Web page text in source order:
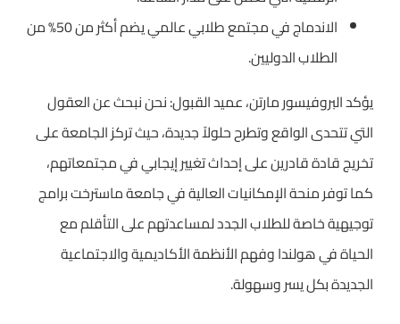
الاندماج في مجتمع طلابي عالمي يضم أكثر من 50% من
الطلاب الدوليين.
يؤكد البروفيسور مارتن، عميد القبول: نحن نبحث عن العقول
التي تتحدى الواقع وتطرح حلولاً جديدة، حيث تركز الجامعة على
تخريج قادة قادرين على إحداث تغيير إيجابي في مجتمعاتهم،
كما توفر منحة الإمكانيات العالية في جامعة ماسترخت برامج
توجيهية خاصة للطلاب الجدد لمساعدتهم على التأقلم مع
الحياة في هولندا وفهم الأنظمة الأكاديمية والاجتماعية
الجديدة بكل يسر وسهولة.